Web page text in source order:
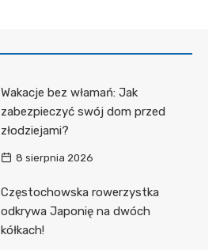
Wakacje bez włamań: Jak
zabezpieczyć swój dom przed
złodziejami?
8 sierpnia 2026
Częstochowska rowerzystka
odkrywa Japonię na dwóch
kółkach!